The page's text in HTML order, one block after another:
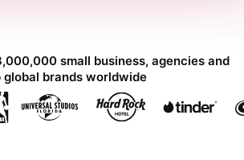
small business, agencies and
global brands worldwide